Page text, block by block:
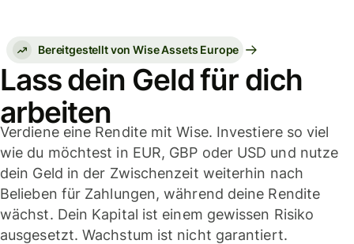
Bereitgestellt von Wise Assets Europe
Lass dein Geld für dich
arbeiten
Verdiene eine Rendite mit Wise. Investiere so viel
wie du möchtest in EUR, GBP oder USD und nutze
dein Geld in der Zwischenzeit weiterhin nach
Belieben für Zahlungen, während deine Rendite
wächst. Dein Kapital ist einem gewissen Risiko
ausgesetzt. Wachstum ist nicht garantiert.